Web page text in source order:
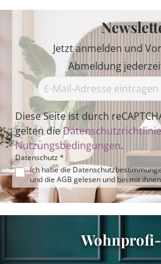
Jetzt anmelden und
Abmeldung
Diese Seite ist durch
gelten dieDatenschutzrichtlinie
Nutzungsbedingungen.
Datenschutz *
Ich habe die
und die AGB gelesen und bin mit